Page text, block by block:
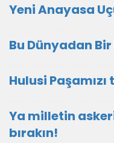
Yeni Anayasa
Bu Dünyadan
Hulusi
Ya milletin
bırakın!